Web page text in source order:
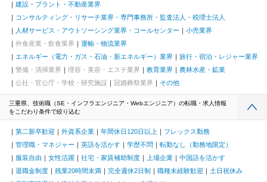
建設・プラント・不動産業界
コンサルティング・リサーチ業界・専門事務所・監査法人・税理士法人
人材サービス・アウトソーシング業界・コールセンター
小売業界
外食産業・飲食業界
運輸・物流業界
エネルギー（電力・ガス・石油・新エネルギー）業界
旅行・宿泊・レジャー業界
警備・清掃業界
理容・美容・エステ業界 教育業界
農林水産・鉱業
公社・官公庁・学校・研究施設
冠婚葬祭業界 その他
三重県、技術職（SE・インフラエンジニア・Webエンジニア）の転職・求人情報
をこだわり条件で絞り込む
第二新卒歓迎 外資系企業 年間休日120日以上
フレックス勤務
管理職・マネジャー
英語を活かす 学歴不問
転勤なし（勤務地限定）
服装自由
女性活躍 社宅・家賃補助制度 上場企業
中国語を活かす
退職金制度
残業20時間未満 完全週休2日制 職種未経験歓迎
土日祝休み